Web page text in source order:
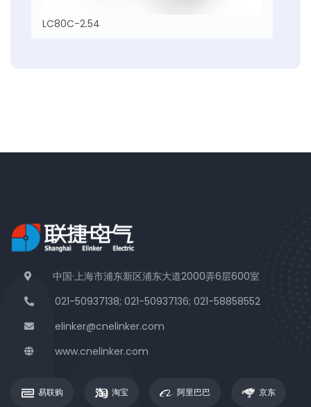
LC80C-2.54
中国·上海市浦东新区浦东大道2000弄6层600室
021-50937138; 021-50937136; 021-58858552
elinker@cnelinker.com
www.cnelinker.com
易联购 淘宝 阿里巴巴 京东